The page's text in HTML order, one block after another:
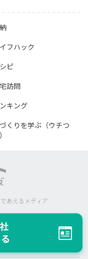
フハック
ピ
訪問
キング
くりを学ぶ（ウチつ
あえるメディア